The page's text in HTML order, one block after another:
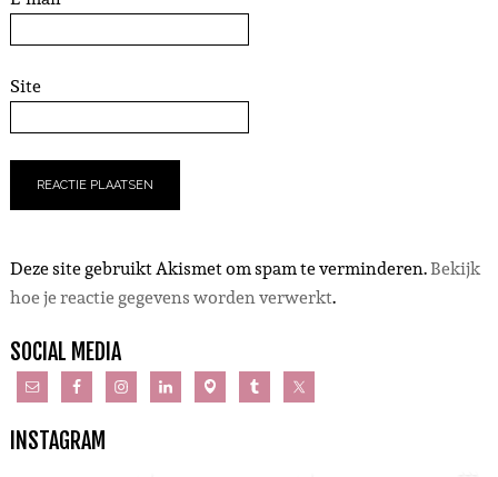
Site
Deze site gebruikt Akismet om spam te verminderen.Bekijk
hoe je reactie gegevens worden verwerkt.
SOCIAL MEDIA
INSTAGRAM